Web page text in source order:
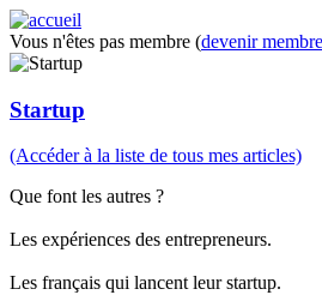
Vous n'êtes pas membre (devenir membre
Startup
(Accéder à la liste de tous mes articles)
Que font les autres ?
Les expériences des entrepreneurs.
Les français qui lancent leur startup.